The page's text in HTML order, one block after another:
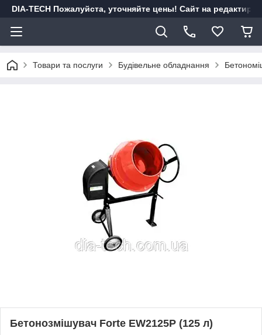
DIA-TECH Пожалуйста, уточняйте цены! Сайт на
Товари та послуги Будівельне обладнання
Бетонозмішувач Forte EW2125P (125 л)